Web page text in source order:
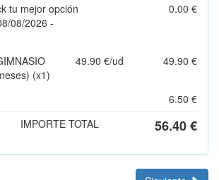
tu mejor opción
08/2026 -
0.00 €
(x1)
49.90 €/ud 49.90 €
6.50 €
IMPORTE TOTAL
56.40 €